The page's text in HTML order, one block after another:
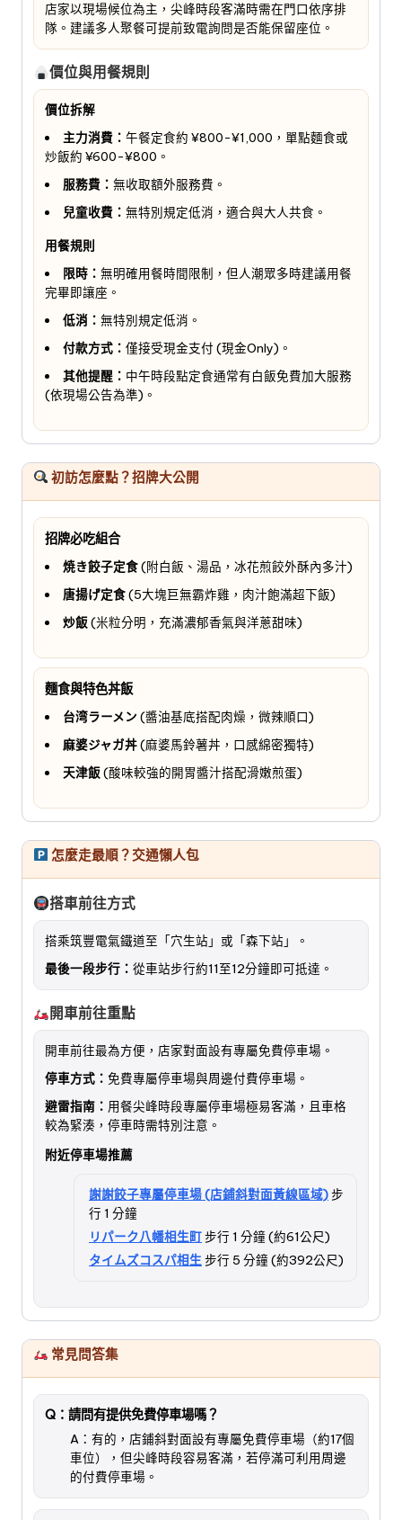
店家以現場候位為主，尖峰時段客滿時需在門口依序排
隊。建議多人聚餐可提前致電詢問是否能保留座位。
價位與用餐規則
價位拆解
主力消費： 午餐定食約 ¥800-¥1,000，單點麵食或
炒飯約 ¥600-¥800。
服務費： 無收取額外服務費。
兒童收費： 無特別規定低消，適合與大人共食。
用餐規則
限時： 無明確用餐時間限制，但人潮眾多時建議用餐
完畢即讓座。
低消： 無特別規定低消。
付款方式： 僅接受現金支付 (現金Only)。
其他提醒： 中午時段點定食通常有白飯免費加大服務
(依現場公告為準)。
初訪怎麼點？招牌大公開
招牌必吃組合
焼き餃子定食(附白飯、湯品，冰花煎餃外酥內多汁)
唐揚げ定食(5大塊巨無霸炸雞，肉汁飽滿超下飯)
炒飯(米粒分明，充滿濃郁香氣與洋蔥甜味)
麵食與特色丼飯
台湾ラーメン (醬油基底搭配肉燥，微辣順口)
麻婆ジャガ丼(麻婆馬鈴薯丼，口感綿密獨特)
天津飯(酸味較強的開胃醬汁搭配滑嫩煎蛋)
怎麼走最順？交通懶人包
搭車前往方式
搭乘筑豐電氣鐵道至「穴生站」或「森下站」。
最後一段步行： 從車站步行約11至12分鐘即可抵達。
開車前往重點
開車前往最為方便，店家對面設有專屬免費停車場。
停車方式： 免費專屬停車場與周邊付費停車場。
避雷指南： 用餐尖峰時段專屬停車場極易客滿，且車格
較為緊湊，停車時需特別注意。
附近停車場推薦
謝謝餃子專屬停車場 (店鋪斜對面黃線區域)步
行 1 分鐘
リパーク八幡相生町步行 1 分鐘 (約61公尺)
タイムズコスパ相生步行 5 分鐘 (約392公尺)
常見問答集
Q：請問有提供免費停車場嗎？
A：有的，店鋪斜對面設有專屬免費停車場（約17個
車位），但尖峰時段容易客滿，若停滿可利用周邊
的付費停車場。